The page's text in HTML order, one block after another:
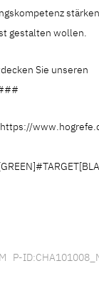
gestalten wollen.
Sie unseren
P-